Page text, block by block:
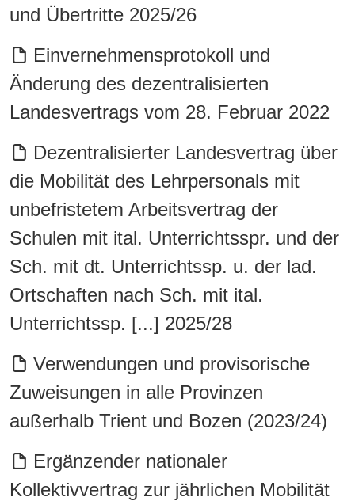
und Übertritte 2025/26
Einvernehmensprotokoll und
Änderung des dezentralisierten
Landesvertrags vom 28. Februar 2022
Dezentralisierter Landesvertrag über
die Mobilität des Lehrpersonals mit
unbefristetem Arbeitsvertrag der
Schulen mit ital. Unterrichtsspr. und der
Sch. mit dt. Unterrichtssp. u. der lad.
Ortschaften nach Sch. mit ital.
Unterrichtssp. [...] 2025/28
Verwendungen und provisorische
Zuweisungen in alle Provinzen
außerhalb Trient und Bozen (2023/24)
Ergänzender nationaler
Kollektivvertrag zur jährlichen Mobilität